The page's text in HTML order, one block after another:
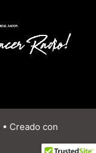
• Creado con